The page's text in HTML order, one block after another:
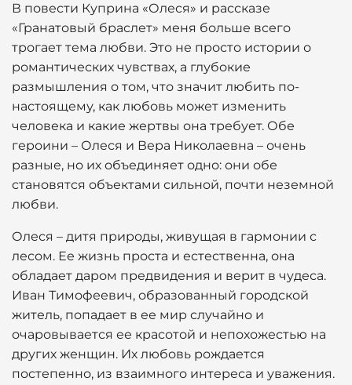
В повести Куприна «Олеся» и рассказе
«Гранатовый браслет» меня больше всего
трогает тема любви. Это не просто истории о
романтических чувствах, а глубокие
размышления о том, что значит любить по-
настоящему, как любовь может изменить
человека и какие жертвы она требует. Обе
героини – Олеся и Вера Николаевна – очень
разные, но их объединяет одно: они обе
становятся объектами сильной, почти неземной
любви.
Олеся – дитя природы, живущая в гармонии с
лесом. Ее жизнь проста и естественна, она
обладает даром предвидения и верит в чудеса.
Иван Тимофеевич, образованный городской
житель, попадает в ее мир случайно и
очаровывается ее красотой и непохожестью на
других женщин. Их любовь рождается
постепенно, из взаимного интереса и уважения.